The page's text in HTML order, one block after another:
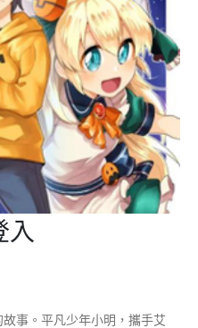
入
事。平凡少年小明，攜手艾